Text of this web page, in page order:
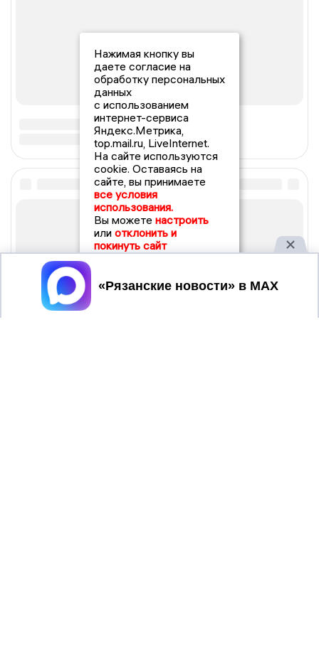
Нажимая кнопку вы
даете согласие на
обработку персональных
данных
с использованием
интернет-сервиса
Яндекс.Метрика,
top.mail.ru, LiveInternet.
На сайте используются
cookie. Оставаясь на
сайте, вы принимаете
все условия
использования.
Вы можете настроить
или отклонить и
покинуть сайт
Принять